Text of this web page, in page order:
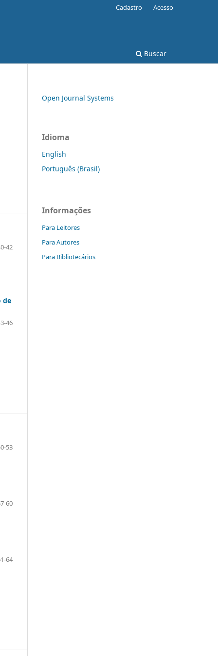
Buscar
Cadastro Acesso
42
de
46
53
60
64
Open Journal Systems
Idioma
English
Português (Brasil)
Informações
Para Leitores
Para Autores
Para Bibliotecários